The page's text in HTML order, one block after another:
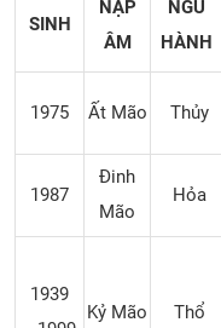
SINH
NẠP
ÂM
NGŨ
HÀNH
1975 Ất Mão Thủy
1987
Đinh
Mão
Hỏa
1939
Kỷ Mão Thổ